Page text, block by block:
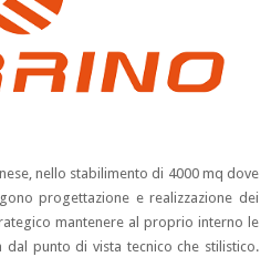
nello stabilimento di 4000 mq dove
progettazione e realizzazione dei
mantenere al proprio interno le
punto di vista tecnico che stilistico.